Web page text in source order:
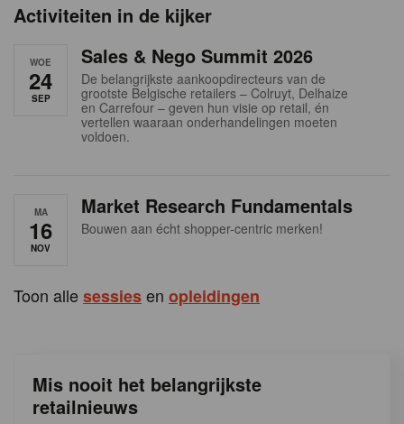
nActiviteiten in de kijker
WOE
24
SEP
Sales & Nego Summit 2026
De belangrijkste aankoopdirecteurs van de
grootste Belgische retailers – Colruyt, Delhaize
en Carrefour – geven hun visie op retail, én
vertellen waaraan onderhandelingen moeten
voldoen.
MA
16
NOV
Market Research Fundamentals
Bouwen aan écht shopper-centric merken!
Toon allesessiesen opleidingen
Mis nooit het belangrijkste
retailnieuws